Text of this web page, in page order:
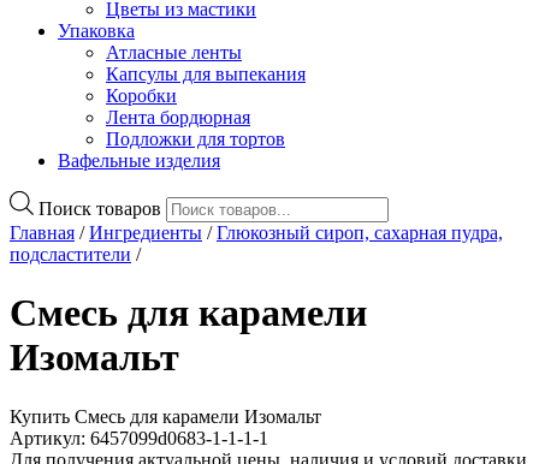
Цветы из мастики
Упаковка
Атласные ленты
Капсулы для выпекания
Коробки
Лента бордюрная
Подложки для тортов
Вафельные изделия
Поиск товаров
Главная /Ингредиенты /Глюкозный сироп, сахарная пудра,
подсластители /
Смесь для карамели
Изомальт
Купить Смесь для карамели Изомальт
Артикул: 6457099d0683-1-1-1-1
Для получения актуальной цены, наличия и условий доставки